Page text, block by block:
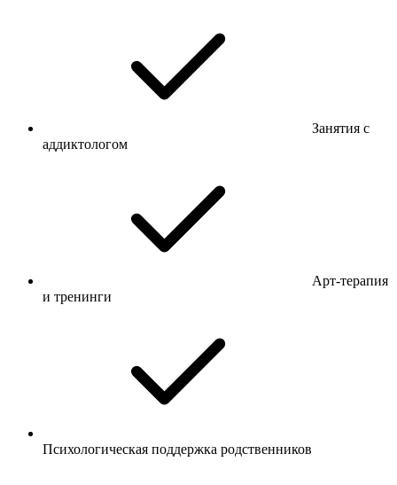
Занятия с
аддиктологом
Арт-терапия
и тренинги
Психологическая поддержка родственников